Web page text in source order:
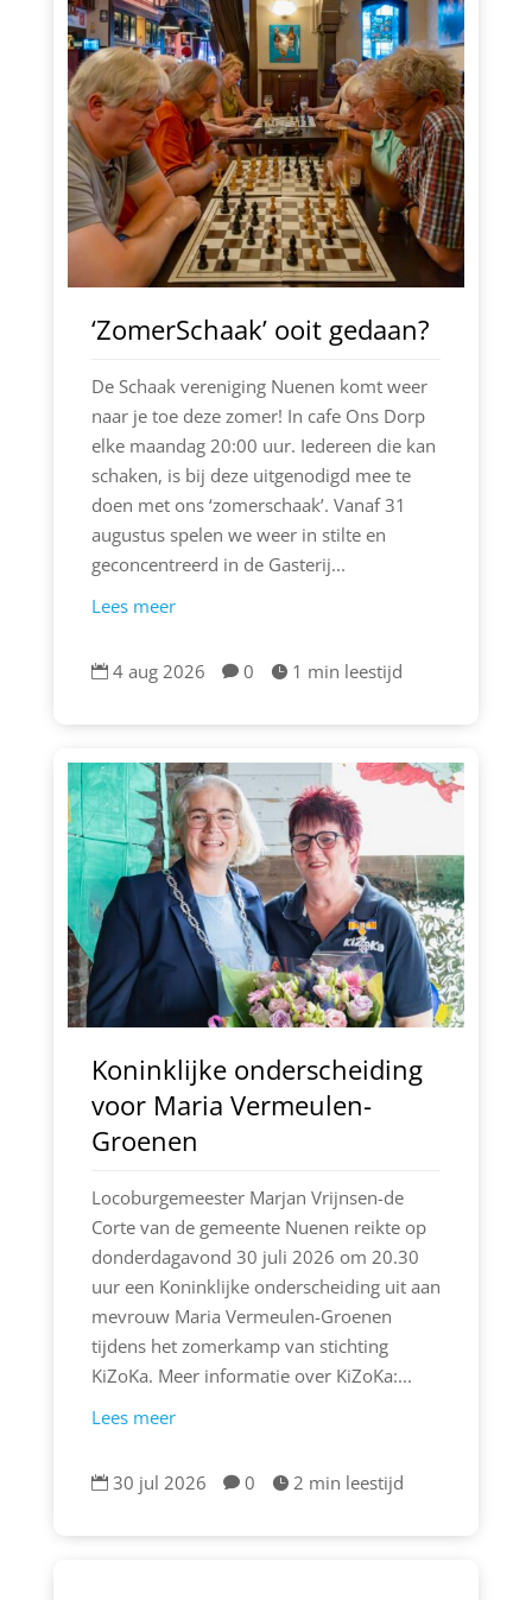
‘ZomerSchaak’ ooit gedaan?
De Schaak vereniging Nuenen komt weer
naar je toe deze zomer! In cafe Ons Dorp
elke maandag 20:00 uur. Iedereen die kan
schaken, is bij deze uitgenodigd mee te
doen met ons ‘zomerschaak’. Vanaf 31
augustus spelen we weer in stilte en
geconcentreerd in de Gasterij...
Lees meer
 4 aug 2026  0  1 min leestijd
Koninklijke onderscheiding
voor Maria Vermeulen-
Groenen
Locoburgemeester Marjan Vrijnsen-de
Corte van de gemeente Nuenen reikte op
donderdagavond 30 juli 2026 om 20.30
uur een Koninklijke onderscheiding uit aan
mevrouw Maria Vermeulen-Groenen
tijdens het zomerkamp van stichting
KiZoKa. Meer informatie over KiZoKa:...
Lees meer
 30 jul 2026  0  2 min leestijd